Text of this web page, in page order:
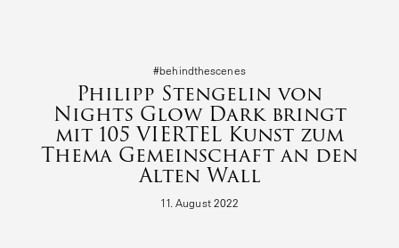
#behind­the­s­cenes
Philipp Stengelin von
Nights Glow Dark bringt
mit 105 VIERTEL Kunst zum
Thema Gemeinschaft an den
Alten Wall
11. August 2022